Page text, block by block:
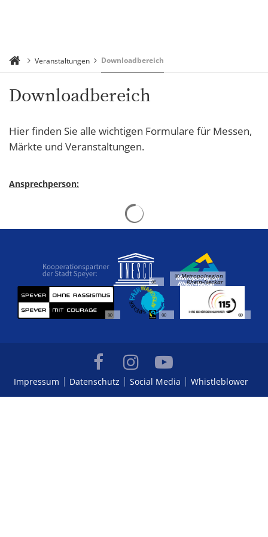
Veranstaltungen Downloadbereich
Downloadbereich
Hier finden Sie alle wichtigen Formulare für Messen,
Märkte und Veranstaltungen.
Ansprechperson:
©
© Metropolregion
Rhein-Neckar
© © ©
Impressum Datenschutz Social Media Whistleblower